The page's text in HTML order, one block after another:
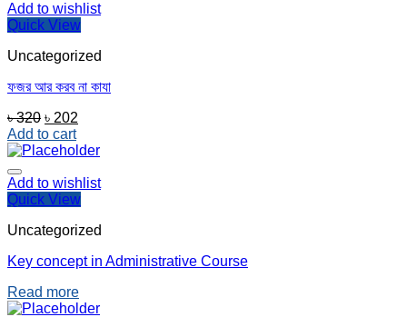
Add to wishlist
Quick View
Uncategorized
ফজর আর করব না কাযা
৳320 Original
price
was:
৳ 202
is:
Add to cart
Add to wishlist
Quick View
Uncategorized
Key concept in Administrative Course
Read more